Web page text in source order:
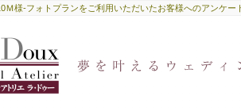
Ｍ様-フォトプランをご利用いただいたお客様へのアンケー